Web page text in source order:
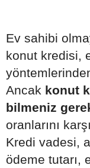
Ev sahibi
konut kredisi,
Ancak konut
bilmeniz
oranlarını
Kredi vadesi,
ödeme tutarı,